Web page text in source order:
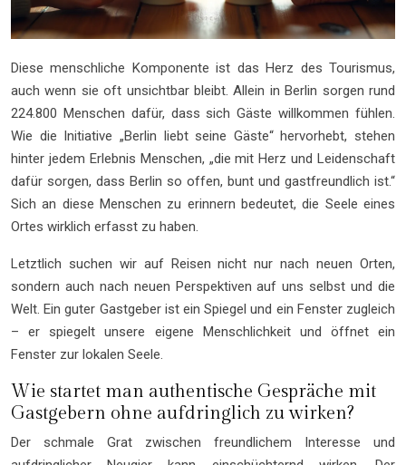
Diese menschliche Komponente ist das Herz des Tourismus,
auch wenn sie oft unsichtbar bleibt. Allein in Berlin sorgen rund
224.800 Menschen dafür, dass sich Gäste willkommen fühlen.
Wie die Initiative „Berlin liebt seine Gäste“ hervorhebt, stehen
hinter jedem Erlebnis Menschen, „die mit Herz und Leidenschaft
dafür sorgen, dass Berlin so offen, bunt und gastfreundlich ist.“
Sich an diese Menschen zu erinnern bedeutet, die Seele eines
Ortes wirklich erfasst zu haben.
Letztlich suchen wir auf Reisen nicht nur nach neuen Orten,
sondern auch nach neuen Perspektiven auf uns selbst und die
Welt. Ein guter Gastgeber ist ein Spiegel und ein Fenster zugleich
– er spiegelt unsere eigene Menschlichkeit und öffnet ein
Fenster zur lokalen Seele.
Wie startet man authentische Gespräche mit
Gastgebern ohne aufdringlich zu wirken?
Der schmale Grat zwischen freundlichem Interesse und